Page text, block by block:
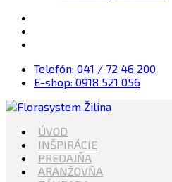
Telefón: 041 / 72 46 200
E-shop: 0918 521 056
Florasystem Žilina
Kvety, Sviečky, dekorácie, Záhrada
ÚVOD
INŠPIRÁCIE
PREDAJŇA
ARANŽOVŇA